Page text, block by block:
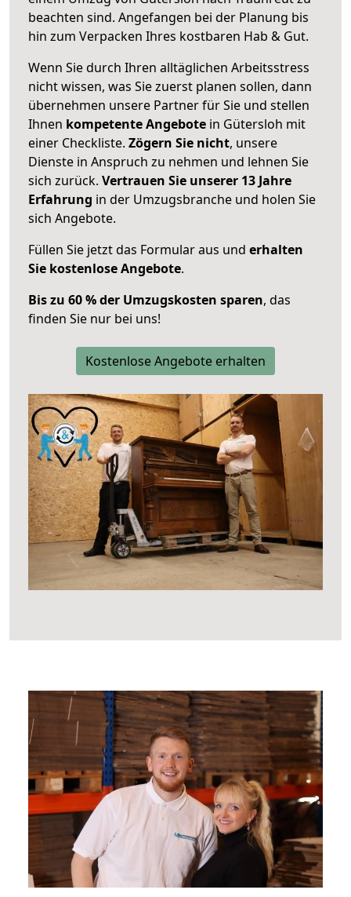
beachten sind. Angefangen bei der Planung bis
hin zum Verpacken Ihres kostbaren Hab & Gut.
Wenn Sie durch Ihren alltäglichen Arbeitsstress
nicht wissen, was Sie zuerst planen sollen, dann
übernehmen unsere Partner für Sie und stellen
Ihnen kompetente Angebote in Gütersloh mit
einer Checkliste. Zögern Sie nicht, unsere
Dienste in Anspruch zu nehmen und lehnen Sie
sich zurück. Vertrauen Sie unserer 13 Jahre
Erfahrung in der Umzugsbranche und holen Sie
sich Angebote.
Füllen Sie jetzt das Formular aus und erhalten
Sie kostenlose Angebote.
Bis zu 60 % der Umzugskosten sparen, das
finden Sie nur bei uns!
Kostenlose Angebote erhalten